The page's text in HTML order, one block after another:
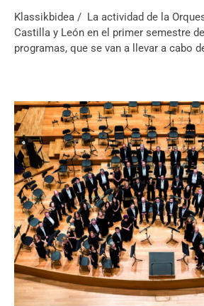
Klassikbidea / La actividad de la
Castilla y León en el primer semestre
programas, que se van a llevar a cabo